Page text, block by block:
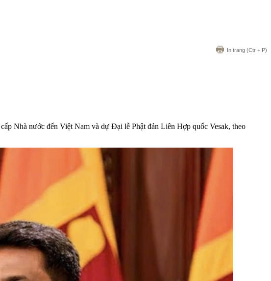
In trang (Ctr + P)
Nhà nước đến Việt Nam và dự Đại lễ Phật đản Liên Hợp quốc Vesak, theo